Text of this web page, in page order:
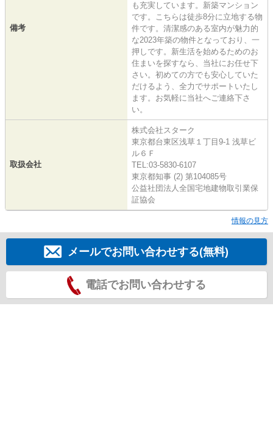
備考
も充実しています。新築マンション
です。こちらは徒歩8分に立地する物
件です。清潔感のある室内が魅力的
な2023年築の物件となっており、一
押しです。新生活を始めるためのお
住まいを探すなら、当社にお任せ下
さい。初めての方でも安心していた
だけるよう、全力でサポートいたし
ます。お気軽に当社へご連絡下さ
い。
取扱会社
株式会社スターク
東京都台東区浅草１丁目9-1 浅草ビ
ル６Ｆ
TEL:03-5830-6107
東京都知事 (2) 第104085号
公益社団法人全国宅地建物取引業保
証協会
情報の見方
メールでお問い合わせする(無料)
電話でお問い合わせする